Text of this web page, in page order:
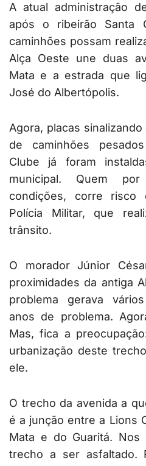
A atual administração
após o ribeirão Santa
caminhões possam
Alça Oeste une duas
Mata e a estrada que
José do Albertópolis.
Agora, placas
de caminhões
Clube já foram
municipal. Quem
condições, corre risco
Polícia Militar, que
trânsito.
O morador Júnior
proximidades da antiga
problema gerava
anos de problema.
Mas, fica a
urbanização deste
ele.
O trecho da avenida a
é a junção entre a Lions
Mata e do Guaritá.
trecho a ser asfaltado.